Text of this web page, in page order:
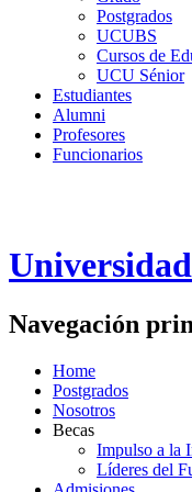
Postgrados
UCUBS
Cursos de
UCU Sénior
Estudiantes
Alumni
Profesores
Funcionarios
Navegación
Home
Postgrados
Nosotros
Becas
Impulso a la
Líderes del